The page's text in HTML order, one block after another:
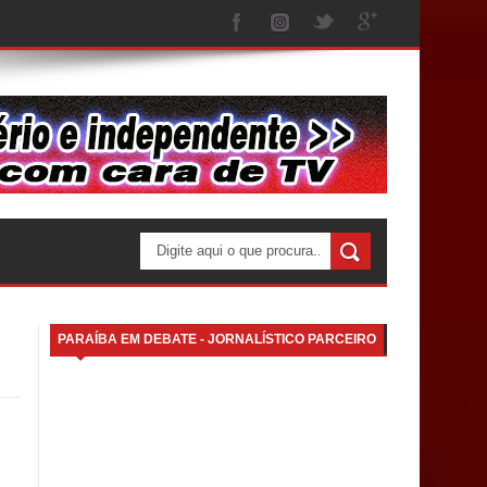
PARAÍBA EM DEBATE - JORNALÍSTICO PARCEIRO